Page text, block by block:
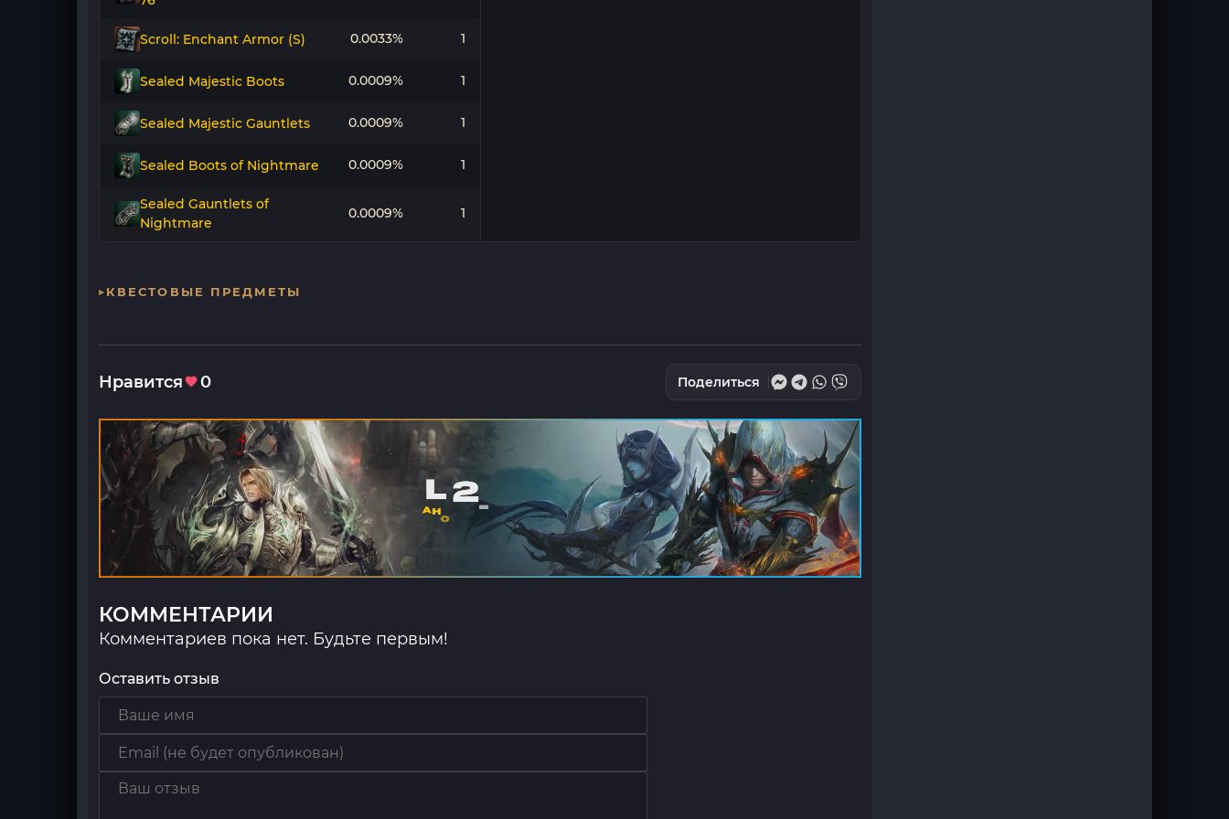
Scroll: Enchant Armor (S) 0.0033% 1
Sealed Majestic Boots 0.0009% 1
Sealed Majestic Gauntlets 0.0009% 1
Sealed Boots of Nightmare 0.0009% 1
Sealed Gauntlets of
Nightmare
0.0009% 1
КВЕСТОВЫЕ ПРЕДМЕТЫ
Нравится 0 Поделиться
КОММЕНТАРИИ
Комментариев пока нет. Будьте первым!
Оставить отзыв